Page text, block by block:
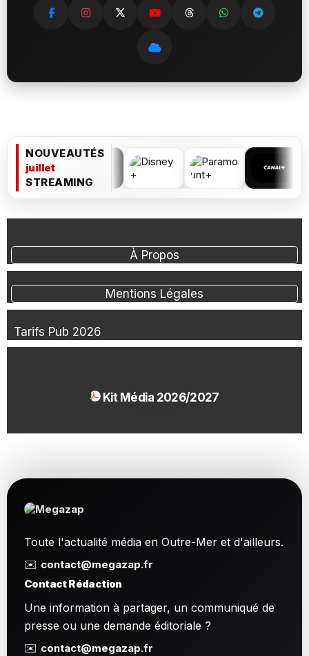
NOUVEAUTÉS
juillet
STREAMING
À Propos
Mentions Légales
Tarifs Pub 2026
Kit Média 2026/2027
Toute l'actualité média en Outre-Mer et d'ailleurs.
✉️ contact@megazap.fr
Contact Rédaction
Une information à partager, un communiqué de
presse ou une demande éditoriale ?
✉️ contact@megazap.fr